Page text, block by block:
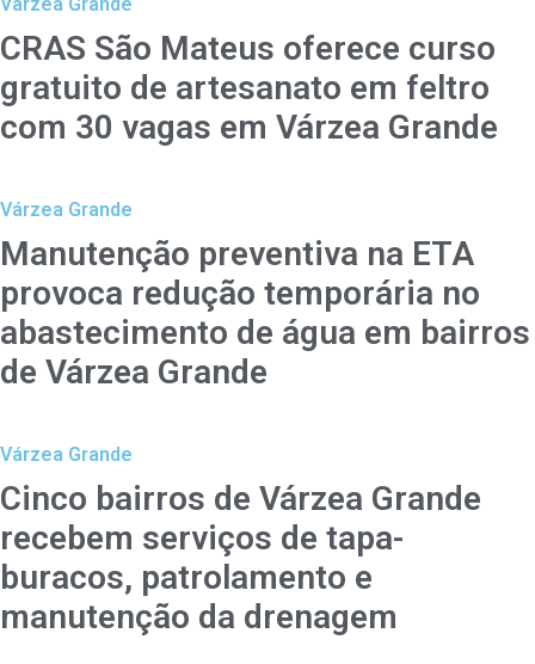
CRAS São Mateus oferece curso
gratuito de artesanato em feltro
com 30 vagas em Várzea Grande
Várzea Grande
Manutenção preventiva na ETA
provoca redução temporária no
abastecimento de água em bairros
de Várzea Grande
Várzea Grande
Cinco bairros de Várzea Grande
recebem serviços de tapa-
buracos, patrolamento e
manutenção da drenagem